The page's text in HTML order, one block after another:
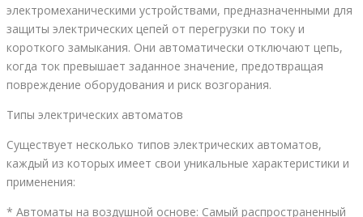
электромеханическими устройствами, предназначенными для
защиты электрических цепей от перегрузки по току и
короткого замыкания. Они автоматически отключают цепь,
когда ток превышает заданное значение, предотвращая
повреждение оборудования и риск возгорания.
Типы электрических автоматов
Существует несколько типов электрических автоматов,
каждый из которых имеет свои уникальные характеристики и
применения:
* Автоматы на воздушной основе: Самый распространенный